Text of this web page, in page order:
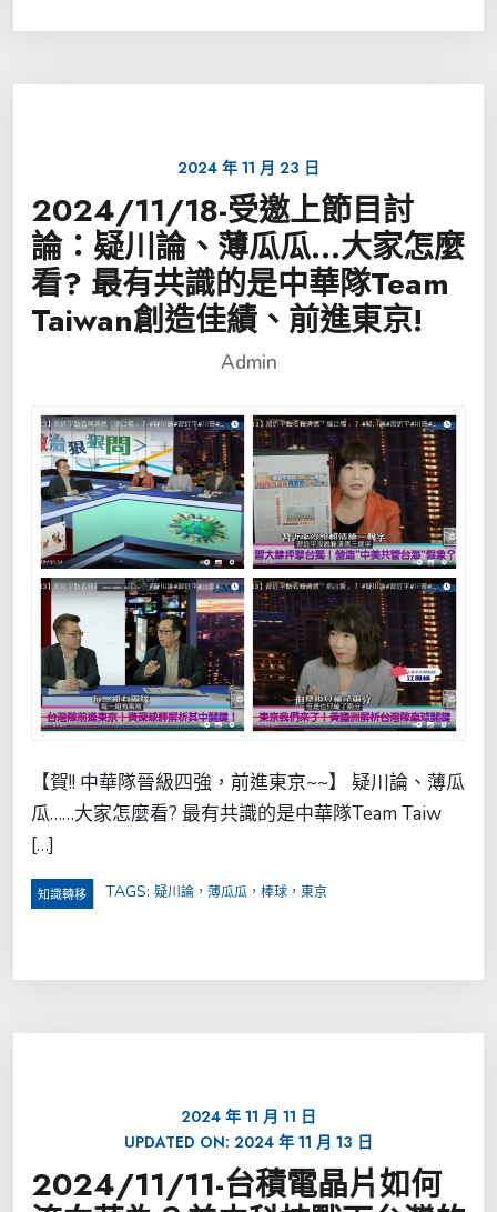
2024 年 11 月 23 日
2024/11/18-受邀上節目討
論：疑川論、薄瓜瓜…大家怎麼
看? 最有共識的是中華隊Team
Taiwan創造佳績、前進東京!
Admin
【賀!! 中華隊晉級四強，前進東京~~】 疑川論、薄瓜
瓜……大家怎麼看? 最有共識的是中華隊Team Taiw
[…]
知識轉移 TAGS: 疑川論，薄瓜瓜，棒球，東京
2024 年 11 月 11 日
UPDATED ON: 2024 年 11 月 13 日
2024/11/11-台積電晶片如何